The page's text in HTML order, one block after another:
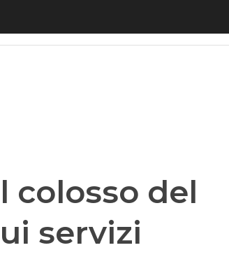
colosso del
servizi